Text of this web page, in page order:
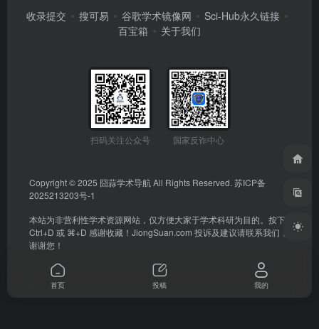
收录提交 搜可易 谷歌学术镜像网
Sci-Hub永久链接
百宝箱
关于我们
扫码关注公众号 国家反诈中心
Copyright © 2025 囧蒜学术导航 All Rights Reserved. 苏ICP备
2025213203号-1
本站为非营利性学术资源网站，仅方便大家于学术科研为目的。按下
Ctrl+D 或 ⌘+D 感谢收藏！ JiongSuan.com 投诉及建议请联系我们，
谢谢您！
首页 投稿 我的